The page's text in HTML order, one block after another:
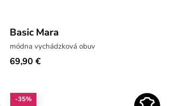
Basic Mara
módna vychádzková obuv
69,90 €
-35%